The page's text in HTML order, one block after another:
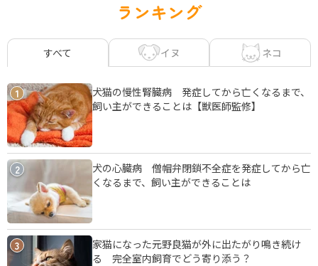
ランキング
すべて イヌ ネコ
1
犬猫の慢性腎臓病 発症してから亡くなるまで、
飼い主ができることは【獣医師監修】
2
犬の心臓病 僧帽弁閉鎖不全症を発症してから亡
くなるまで、飼い主ができることは
3
家猫になった元野良猫が外に出たがり鳴き続け
る 完全室内飼育でどう寄り添う？